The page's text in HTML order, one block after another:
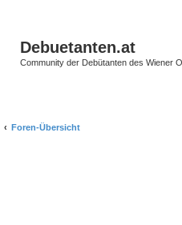
Debuetanten.at
Community der Debütanten des Wiener
Foren-Übersicht